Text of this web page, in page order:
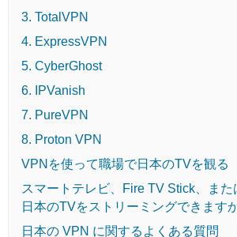
3. TotalVPN
4. ExpressVPN
5. CyberGhost
6. IPVanish
7. PureVPN
8. Proton VPN
VPNを使って職場で日本のTVを観る
スマートテレビ、Fire TV Stick、ま
日本のTVをストリーミングできます
日本の VPN に関するよくある質問